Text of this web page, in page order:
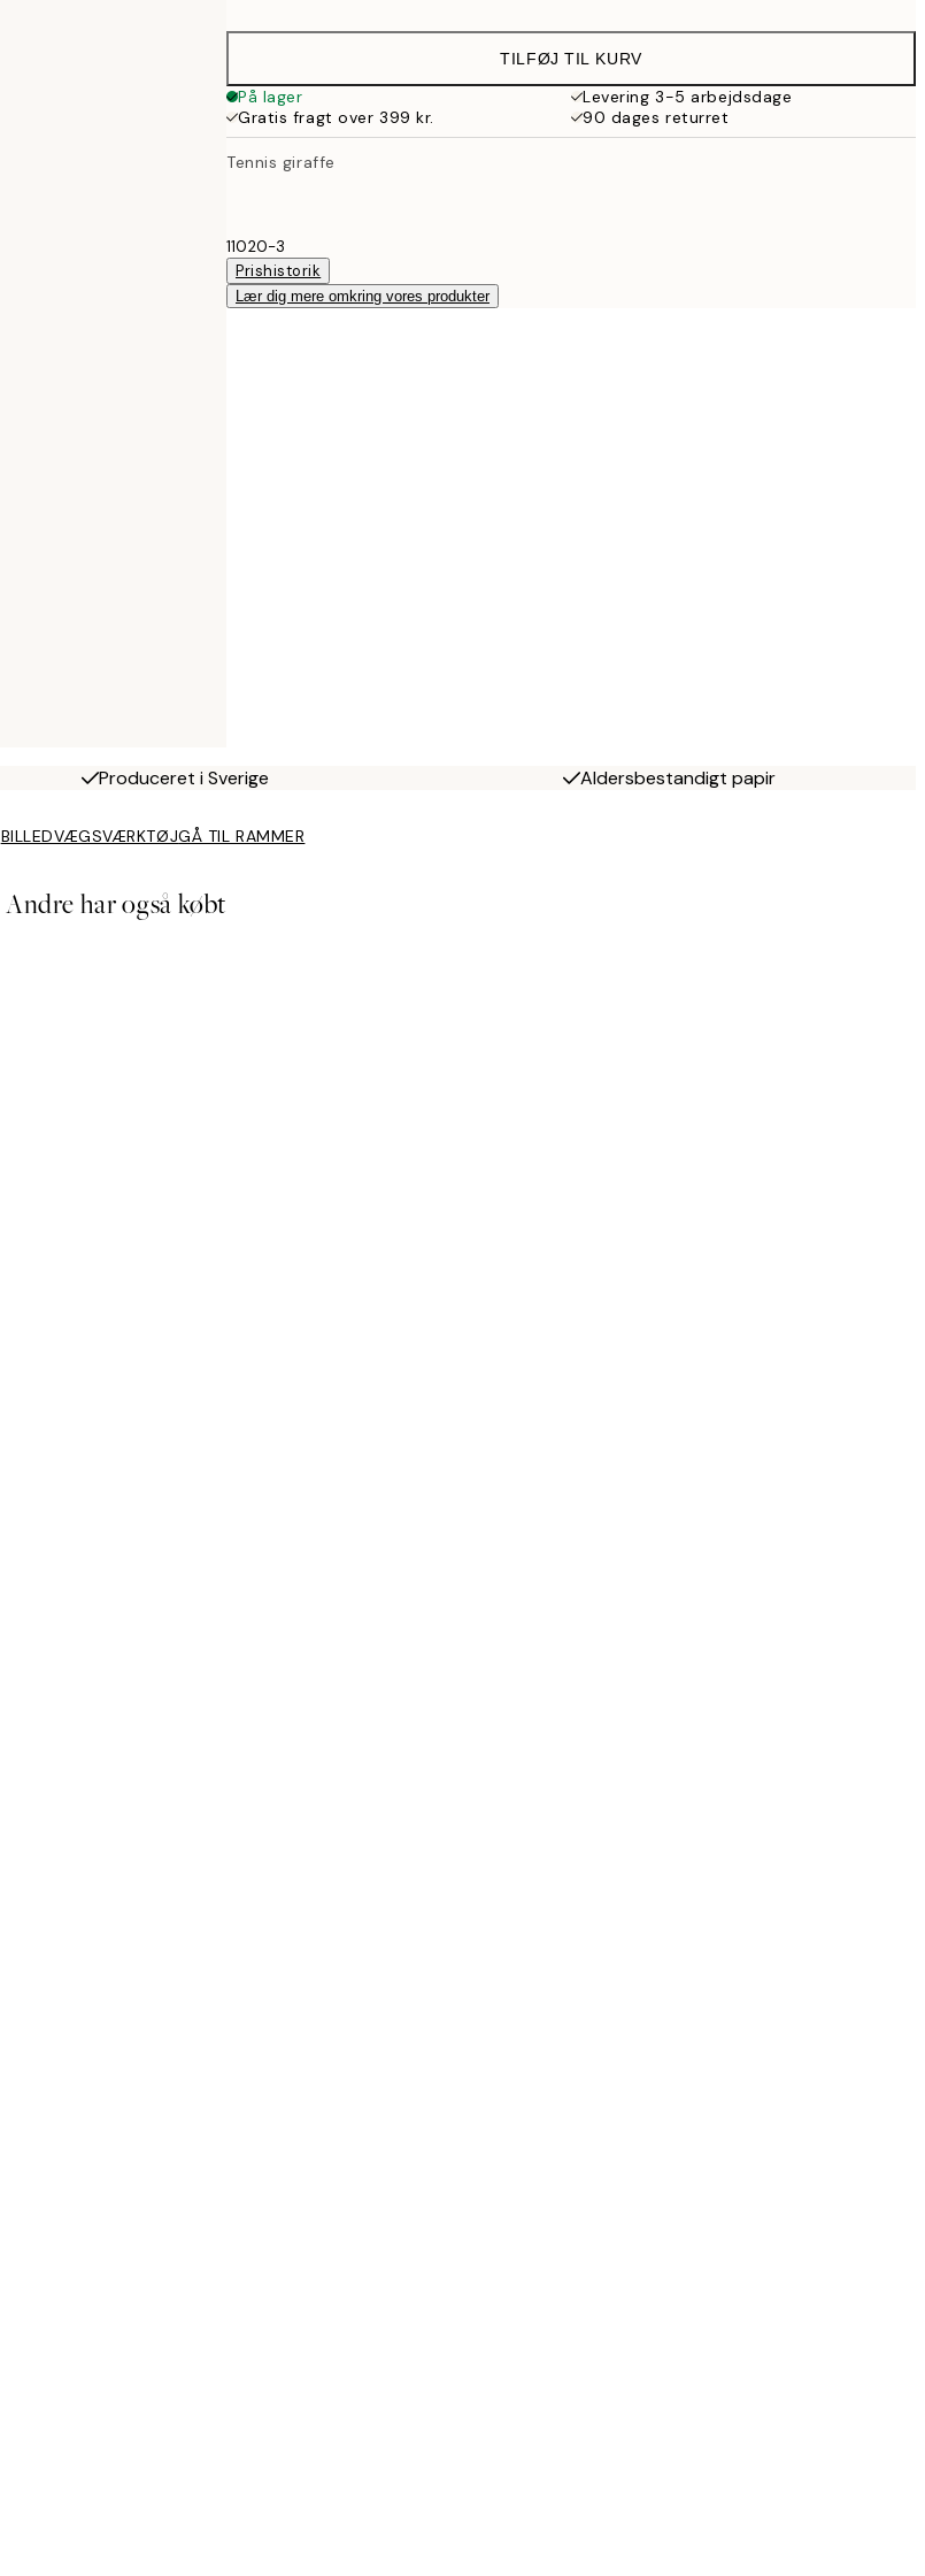
108 kr.
179 kr.
50x70 cm
287 kr.
TILFØJ TIL KURV
På lager
Levering 3-5 arbejdsdage
Gratis fragt over 399 kr.
90 dages returret
Tennis giraffe
11020-3
Prishistorik
Lær dig mere omkring vores produkter
Produceret i Sverige Aldersbestandigt papir
BILLEDVÆGSVÆRKTØJGÅ TIL RAMMER
Andre har også købt